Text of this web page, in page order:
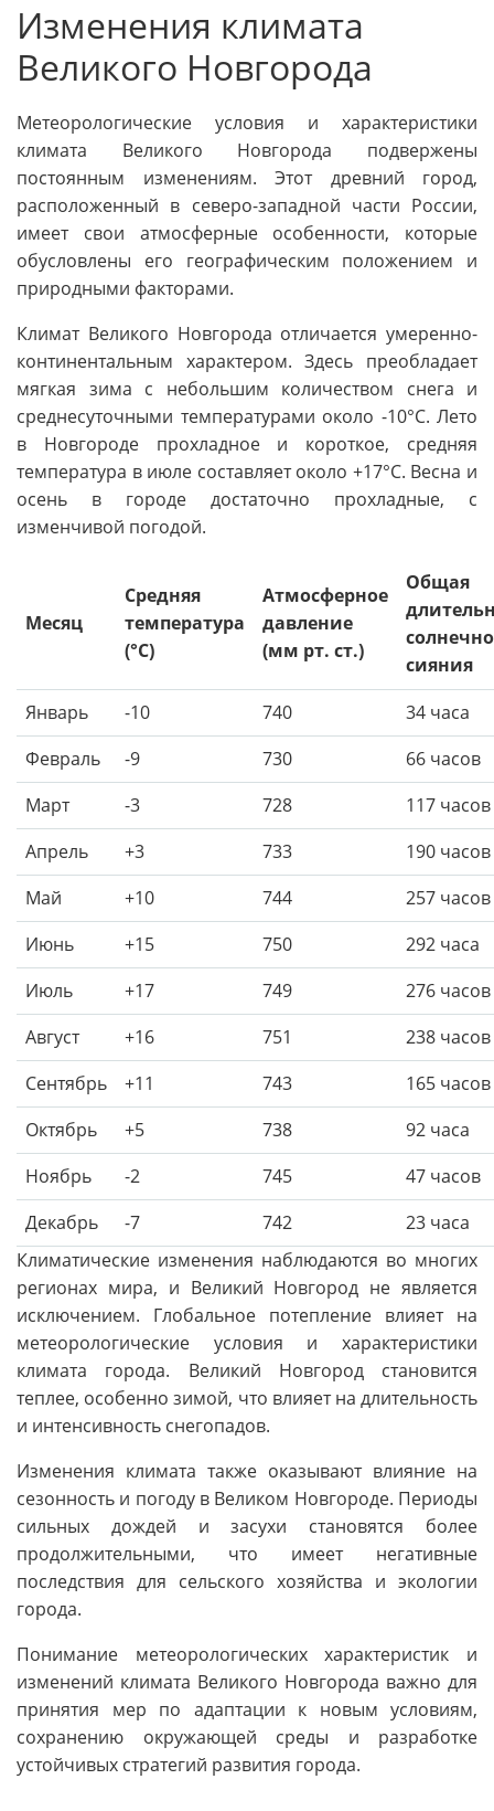
Изменения климата
Великого Новгорода
Метеорологические условия и характеристики
климата Великого Новгорода подвержены
постоянным изменениям. Этот древний город,
расположенный в северо-западной части России,
имеет свои атмосферные особенности, которые
обусловлены его географическим положением и
природными факторами.
Климат Великого Новгорода отличается умеренно-
континентальным характером. Здесь преобладает
мягкая зима с небольшим количеством снега и
среднесуточными температурами около -10°C. Лето
в Новгороде прохладное и короткое, средняя
температура в июле составляет около +17°C. Весна и
осень в городе достаточно прохладные, с
изменчивой погодой.
Месяц
Средняя
температура
(°C)
Атмосферное
давление
(мм рт. ст.)
Общая
сияния
Январь
-10 740
34 часа
Февраль
-9 730
66 часов
Март
-3 728
117 часов
Апрель
+3 733
190 часов
Май
+10 744
257 часов
Июнь
+15 750
292 часа
Июль
+17 749
276 часов
Август
+16 751
238 часов
Сентябрь
+11 743
165 часов
Октябрь
+5 738
92 часа
Ноябрь
-2 745
47 часов
Декабрь
-7 742
23 часа
Климатические изменения наблюдаются во многих
регионах мира, и Великий Новгород не является
исключением. Глобальное потепление влияет на
метеорологические условия и характеристики
климата города. Великий Новгород становится
теплее, особенно зимой, что влияет на длительность
и интенсивность снегопадов.
Изменения климата также оказывают влияние на
сезонность и погоду в Великом Новгороде. Периоды
сильных дождей и засухи становятся более
продолжительными, что имеет негативные
последствия для сельского хозяйства и экологии
города.
Понимание метеорологических характеристик и
изменений климата Великого Новгорода важно для
принятия мер по адаптации к новым условиям,
сохранению окружающей среды и разработке
устойчивых стратегий развития города.